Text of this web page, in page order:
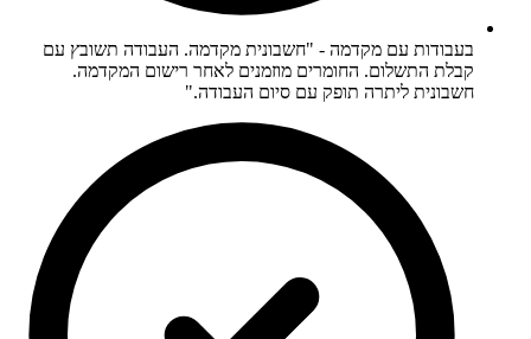
בעבודות עם מקדמה - "חשבונית מקדמה. העבודה תשובץ עם
קבלת התשלום. החומרים מוזמנים לאחר רישום המקדמה.
חשבונית ליתרה תופק עם סיום העבודה."